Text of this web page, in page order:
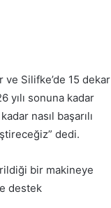
ve Silifke’de 15 dekar
yılı sonuna kadar
nasıl başarılı
dedi.
bir makineye
destek